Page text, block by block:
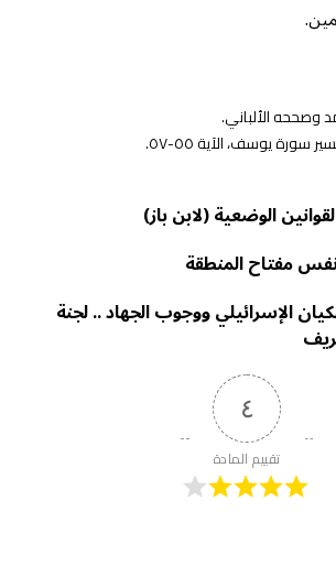
وصححه الألباني.
سورة يوسف، الآية ٥٥-٥٧.
الوضعية (لابن باز)
مفتاح المنطقة
الإسرائيلي ووجوب الجهاد .. لجنة
٤
تقييم المادة